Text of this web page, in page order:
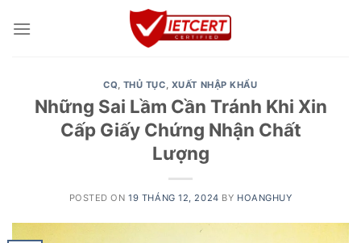
CQ, THỦ TỤC, XUẤT NHẬP KHẨU
Những Sai Lầm Cần Tránh Khi Xin
Cấp Giấy Chứng Nhận Chất
Lượng
POSTED ON19 THÁNG 12, 2024 BY HOANGHUY